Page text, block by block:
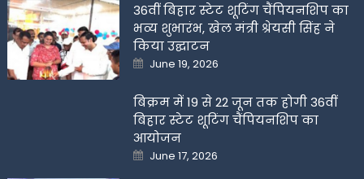
36वीं बिहार स्टेट शूटिंग चैंपियनशिप का
भव्य शुभारंभ, खेल मंत्री श्रेयसी सिंह ने
किया उद्घाटन
Posted
on
June 19, 2026
बिक्रम में 19 से 22 जून तक होगी 36वीं
बिहार स्टेट शूटिंग चैंपियनशिप का
आयोजन
Posted
on
June 17, 2026